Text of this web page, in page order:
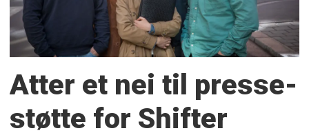
Atter et nei til presse­
støtte for Shifter